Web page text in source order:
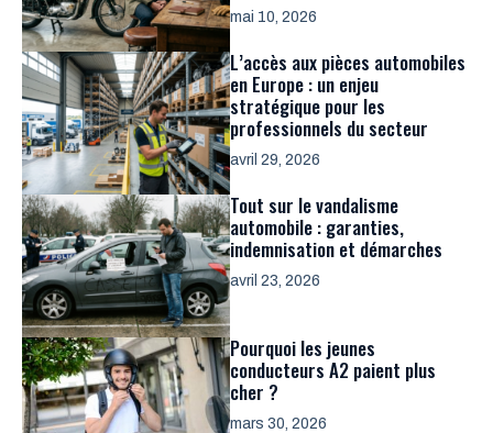
mai 10, 2026
L’accès aux pièces automobiles
en Europe : un enjeu
stratégique pour les
professionnels du secteur
avril 29, 2026
Tout sur le vandalisme
automobile : garanties,
indemnisation et démarches
avril 23, 2026
Pourquoi les jeunes
conducteurs A2 paient plus
cher ?
mars 30, 2026